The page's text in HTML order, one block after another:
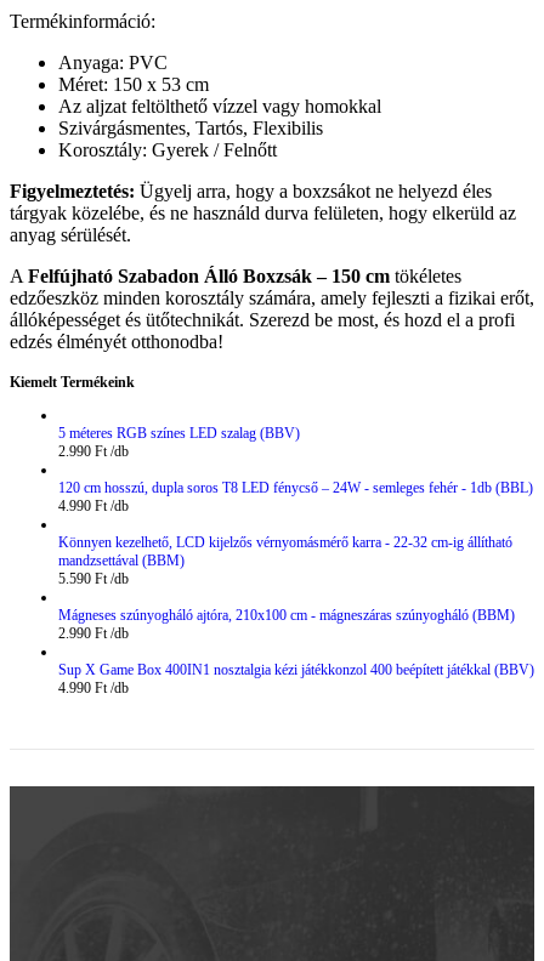
Termékinformáció:
Anyaga: PVC
Méret: 150 x 53 cm
Az aljzat feltölthető vízzel vagy homokkal
Szivárgásmentes, Tartós, Flexibilis
Korosztály: Gyerek / Felnőtt
Figyelmeztetés: Ügyelj arra, hogy a boxzsákot ne helyezd éles
tárgyak közelébe, és ne használd durva felületen, hogy elkerüld az
anyag sérülését.
AFelfújható Szabadon Álló Boxzsák – 150 cm tökéletes
edzőeszköz minden korosztály számára, amely fejleszti a fizikai erőt,
állóképességet és ütőtechnikát. Szerezd be most, és hozd el a profi
edzés élményét otthonodba!
Kiemelt Termékeink
5 méteres RGB színes LED szalag (BBV)
2.990 Ft
120 cm hosszú, dupla soros T8 LED fénycső – 24W - semleges fehér - 1db (BBL)
4.990 Ft
Könnyen kezelhető, LCD kijelzős vérnyomásmérő karra - 22-32 cm-ig állítható
mandzsettával (BBM)
5.590 Ft
Mágneses szúnyogháló ajtóra, 210x100 cm - mágneszáras szúnyogháló (BBM)
2.990 Ft
Sup X Game Box 400IN1 nosztalgia kézi játékkonzol 400 beépített játékkal (BBV)
4.990 Ft